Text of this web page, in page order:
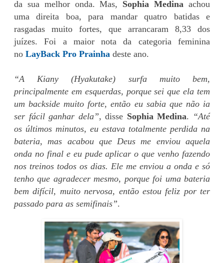
da sua melhor onda. Mas, Sophia Medina achou
uma direita boa, para mandar quatro batidas e
rasgadas muito fortes, que arrancaram 8,33 dos
juízes. Foi a maior nota da categoria feminina
no LayBack Pro Prainha deste ano.
“A Kiany (Hyakutake) surfa muito bem,
principalmente em esquerdas, porque sei que ela tem
um backside muito forte, então eu sabia que não ia
ser fácil ganhar dela”, disse Sophia Medina. “Até
os últimos minutos, eu estava totalmente perdida na
bateria, mas acabou que Deus me enviou aquela
onda no final e eu pude aplicar o que venho fazendo
nos treinos todos os dias. Ele me enviou a onda e só
tenho que agradecer mesmo, porque foi uma bateria
bem difícil, muito nervosa, então estou feliz por ter
passado para as semifinais”.